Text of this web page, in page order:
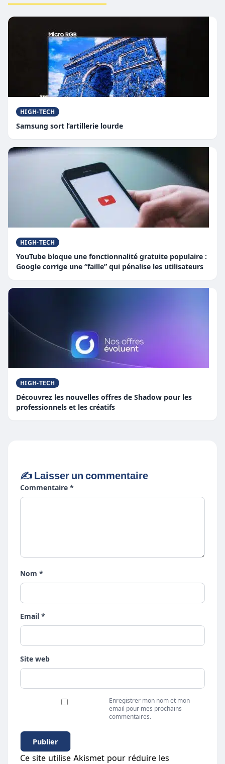
HIGH-TECH
Samsung sort l’artillerie lourde
HIGH-TECH
YouTube bloque une fonctionnalité gratuite populaire :
Google corrige une “faille” qui pénalise les utilisateurs
HIGH-TECH
Découvrez les nouvelles offres de Shadow pour les
professionnels et les créatifs
✍️ Laisser un commentaire
Commentaire *
Nom *
Email *
Site web
Enregistrer mon nom et mon
email pour mes prochains
commentaires.
Ce site utilise Akismet pour réduire les